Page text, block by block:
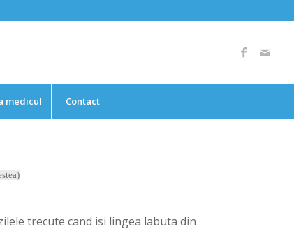
medicul Contact
trecute cand isi lingea labuta din